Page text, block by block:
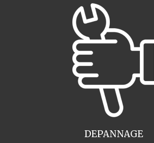
DEPANNAGE